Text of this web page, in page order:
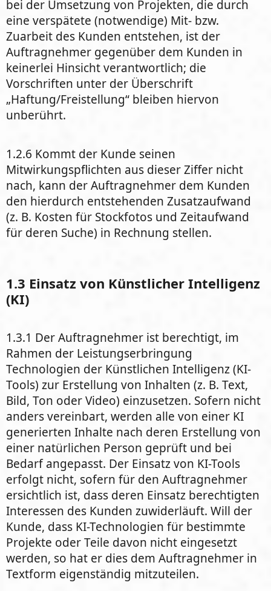
bei der Umsetzung von Projekten, die durch
eine verspätete (notwendige) Mit- bzw.
Zuarbeit des Kunden entstehen, ist der
Auftragnehmer gegenüber dem Kunden in
keinerlei Hinsicht verantwortlich; die
Vorschriften unter der Überschrift
„Haftung/Freistellung“ bleiben hiervon
unberührt.
1.2.6 Kommt der Kunde seinen
Mitwirkungspflichten aus dieser Ziffer nicht
nach, kann der Auftragnehmer dem Kunden
den hierdurch entstehenden Zusatzaufwand
(z. B. Kosten für Stockfotos und Zeitaufwand
für deren Suche) in Rechnung stellen.
1.3 Einsatz von Künstlicher Intelligenz
(KI)
1.3.1 Der Auftragnehmer ist berechtigt, im
Rahmen der Leistungserbringung
Technologien der Künstlichen Intelligenz (KI-
Tools) zur Erstellung von Inhalten (z. B. Text,
Bild, Ton oder Video) einzusetzen. Sofern nicht
anders vereinbart, werden alle von einer KI
generierten Inhalte nach deren Erstellung von
einer natürlichen Person geprüft und bei
Bedarf angepasst. Der Einsatz von KI-Tools
erfolgt nicht, sofern für den Auftragnehmer
ersichtlich ist, dass deren Einsatz berechtigten
Interessen des Kunden zuwiderläuft. Will der
Kunde, dass KI-Technologien für bestimmte
Projekte oder Teile davon nicht eingesetzt
werden, so hat er dies dem Auftragnehmer in
Textform eigenständig mitzuteilen.